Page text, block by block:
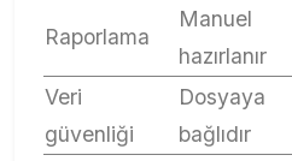
Raporlama
Manuel
hazırlanır
Veri
güvenliği
Dosyaya
bağlıdır